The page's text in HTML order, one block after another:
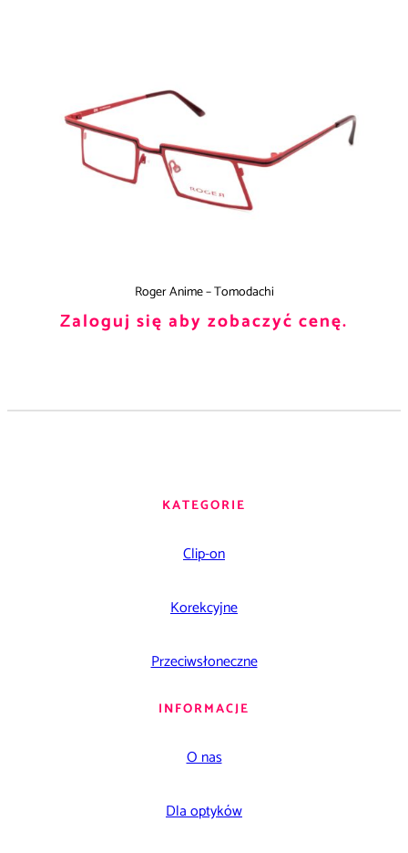
Roger Anime – Tomodachi
Zaloguj się aby zobaczyć cenę.
KATEGORIE
Clip-on
Korekcyjne
Przeciwsłoneczne
INFORMACJE
O nas
Dla optyków